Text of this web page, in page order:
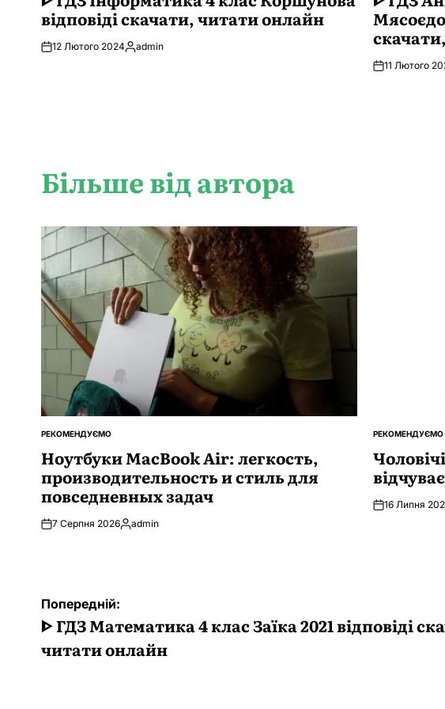
відповіді скачати, читати онлайн
12 Лютого 2024Опубліковано
admin
11 Лютого
Більше від автора
ОПУБЛІКУВАТИ
РЕКОМЕНДУЄМО
Ноутбуки MacBook Air: легкость,
производительность и стиль для
повседневных задач
7 Серпня 2026Опубліковано
admin
ОПУБЛІКУВАТИ
РЕКОМЕНДУЄМО
16 Липня
Навігація
записів
Попередній:
ᐈ ГДЗ Математика 4 клас Заїка 2021 відповіді
читати онлайн